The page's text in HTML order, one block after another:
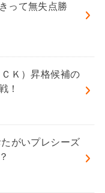
って無失点勝
Ｋ）昇格候補の
！
がいプレシーズ